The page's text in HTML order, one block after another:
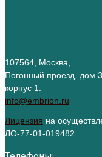
107564, Москва,
Погонный проезд, дом
корпус 1.
info@embrion.ru
Лицензия на
ЛО-77-01-019482